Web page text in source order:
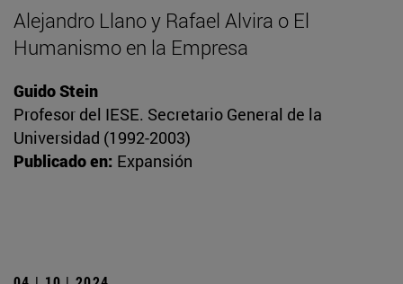
Alejandro Llano y Rafael Alvira o El
Humanismo en la Empresa
Guido Stein
Profesor del IESE. Secretario General de la
Universidad (1992-2003)
Publicado en: Expansión